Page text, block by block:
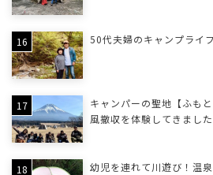
50代夫婦のキャンプライ
キャンパーの聖地【ふも
風撤収を体験してきまし
幼児を連れて川遊び！温